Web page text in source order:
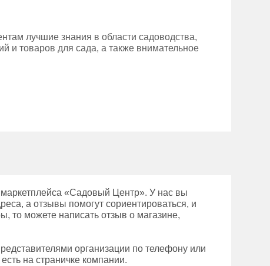
лучшие знания в области садоводства,
и товаров для сада, а также внимательное
«Садовый Центр». У нас вы
а отзывы помогут сориентироваться, и
то можете написать отзыв о магазине,
организации по телефону или
на страничке компании.